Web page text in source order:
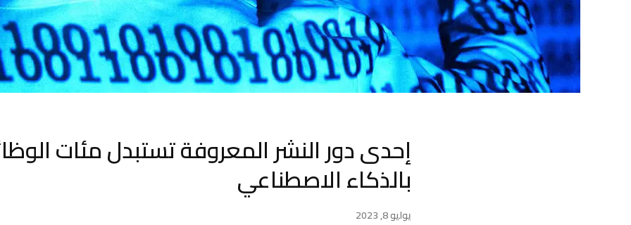
إحدى دور النشر المعروفة تستبدل مئات
بالذكاء الاصطناعي
يوليو 8, 2023